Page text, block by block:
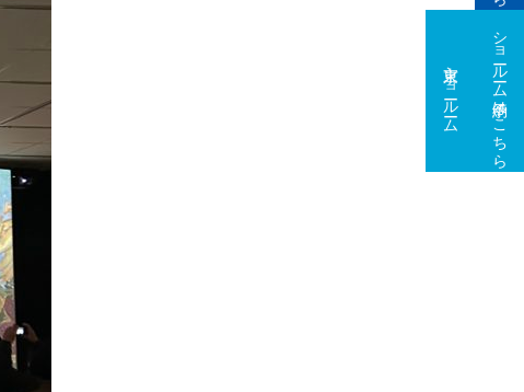
ショールーム予約はこちら
東京ショールーム 大阪ショールーム